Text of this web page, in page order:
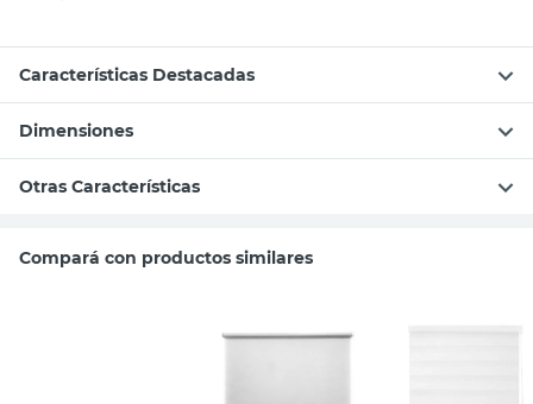
Características Destacadas
Dimensiones
Otras Características
Compará con productos similares